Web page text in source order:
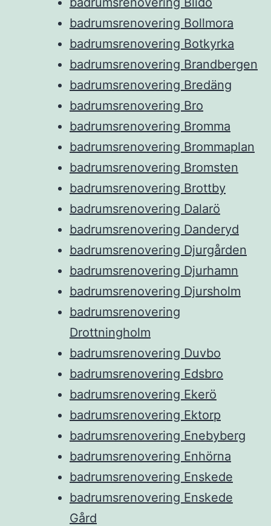
badrumsrenovering Bollmora
badrumsrenovering Botkyrka
badrumsrenovering Brandbergen
badrumsrenovering Bredäng
badrumsrenovering Bro
badrumsrenovering Bromma
badrumsrenovering Brommaplan
badrumsrenovering Bromsten
badrumsrenovering Brottby
badrumsrenovering Dalarö
badrumsrenovering Danderyd
badrumsrenovering Djurgården
badrumsrenovering Djurhamn
badrumsrenovering Djursholm
badrumsrenovering
Drottningholm
badrumsrenovering Duvbo
badrumsrenovering Edsbro
badrumsrenovering Ekerö
badrumsrenovering Ektorp
badrumsrenovering Enebyberg
badrumsrenovering Enhörna
badrumsrenovering Enskede
badrumsrenovering Enskede
Gård